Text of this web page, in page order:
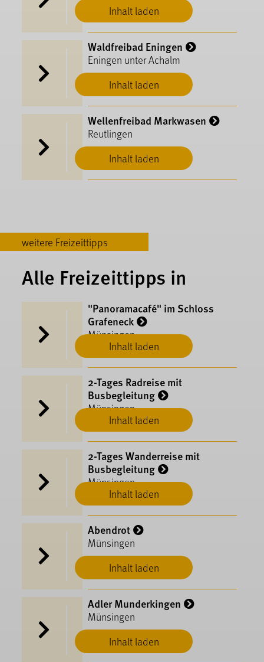
Inhalt laden
Inhalt laden
Waldfreibad Eningen
Eningen unter Achalm
Inhalt laden
Wellenfreibad Markwasen
Reutlingen
weitere Freizeittipps
Alle Freizeittipps in
Inhalt laden
"Panoramacafé" im Schloss
Grafeneck
Münsingen
Inhalt laden
2-Tages Radreise mit
Busbegleitung
Münsingen
Inhalt laden
2-Tages Wanderreise mit
Busbegleitung
Münsingen
Inhalt laden
Abendrot
Münsingen
Inhalt laden
Adler Munderkingen
Münsingen